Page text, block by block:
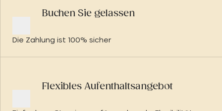
Buchen Sie gelassen
Die Zahlung ist 100% sicher
Flexibles Aufenthaltsangebot